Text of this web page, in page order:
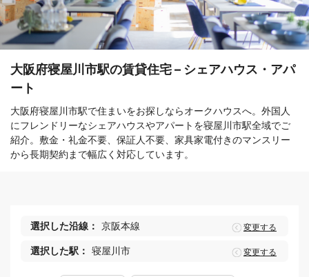
大阪府寝屋川市駅の賃貸住宅 – シェアハウス・アパ
ート
大阪府寝屋川市駅で住まいをお探しならオークハウスへ。外国人
にフレンドリーなシェアハウスやアパートを寝屋川市駅全域でご
紹介。敷金・礼金不要、保証人不要、家具家電付きのマンスリー
から長期契約まで幅広く対応しています。
選択した沿線： 京阪本線 変更する
選択した駅： 寝屋川市 変更する